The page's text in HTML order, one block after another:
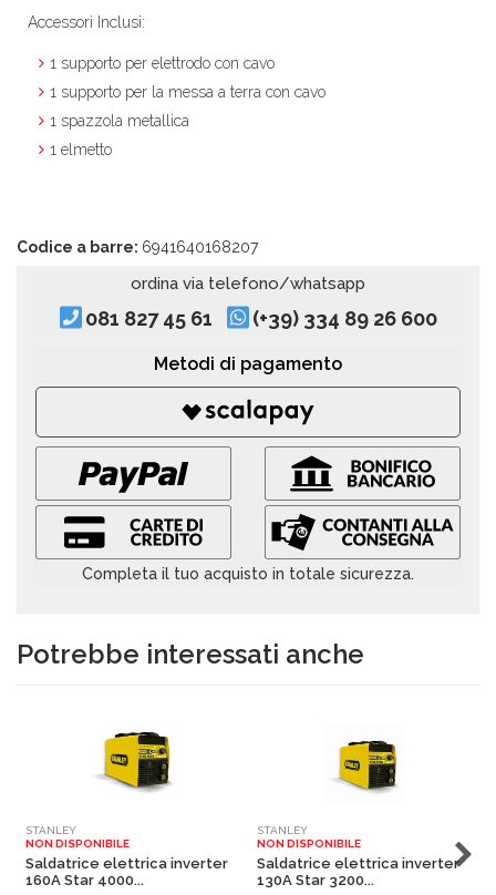
Accessori Inclusi:
1 supporto per elettrodo con cavo
1 supporto per la messa a terra con cavo
1 spazzola metallica
1 elmetto
Codice a barre: 6941640168207
ordina via telefono/whatsapp
081 827 45 61 (+39) 334 89 26 600
Metodi di pagamento
Completa il tuo acquisto in totale sicurezza.
Potrebbe interessati anche
STANLEY
NON DISPONIBILE
Saldatrice elettrica inverter
160A Star 4000...
STANLEY
NON DISPONIBILE
Saldatrice elettrica inverter
130A Star 3200...